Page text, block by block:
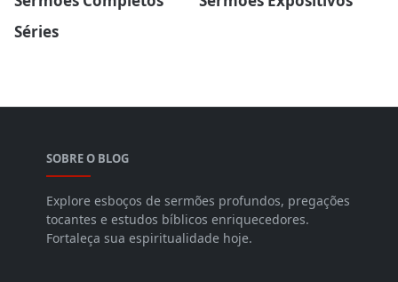
Séries
SOBRE O BLOG
Explore esboços de sermões profundos, pregações
tocantes e estudos bíblicos enriquecedores.
Fortaleça sua espiritualidade hoje.